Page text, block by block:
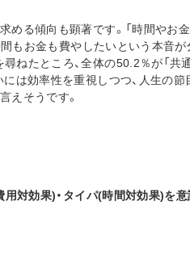
る傾向も顕著です。「時間やお
もお金も費やしたいという本音
ねたところ、全体の50.2％が「
には効率性を重視しつつ、人生の
えそうです。
対効果)・タイパ(時間対効果)を意